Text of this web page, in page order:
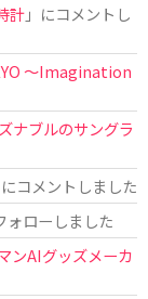
計」にコメントし
〜Imagination
ナブルのサングラ
にコメントしました
ォローしました
ンAIグッズメーカ